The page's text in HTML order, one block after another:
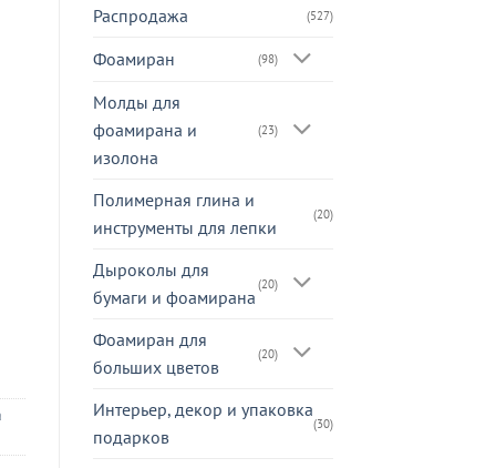
Распродажа (527)
Фоамиран (98)
Молды для
фоамирана и
изолона
(23)
Полимерная глина и
инструменты для лепки
(20)
Дыроколы для
бумаги и фоамирана
(20)
Фоамиран для
больших цветов
(20)
Интерьер, декор и упаковка
подарков
(30)